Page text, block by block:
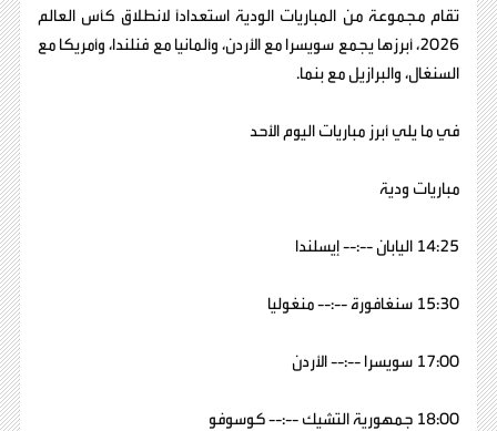
تقام مجموعة من المباريات الودية استعداداً لانطلاق كأس العالم
2026، أبرزها يجمع سويسرا مع الأردن، وألمانيا مع فنلندا، وأمريكا مع
السنغال، والبرازيل مع بنما.
في ما يلي أبرز مباريات اليوم الأحد
مباريات ودية
14:25 اليابان --:-- إيسلندا
15:30 سنغافورة --:-- منغوليا
17:00 سويسرا --:-- الأردن
18:00 جمهورية التشيك --:-- كوسوفو